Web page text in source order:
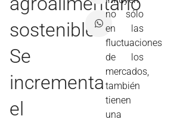
sostenible:
Se
incrementa
el
no sólo
en las
fluctuaciones
de los
mercados,
también
tienen
una